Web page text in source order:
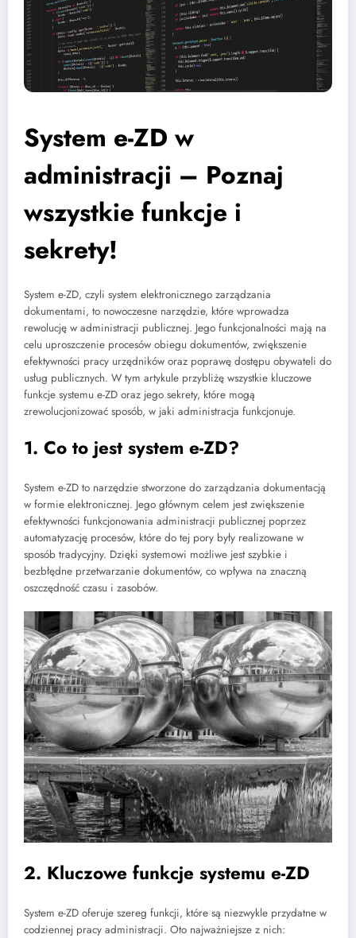
System e-ZD w
administracji – Poznaj
wszystkie funkcje i
sekrety!
System e-ZD, czyli system elektronicznego zarządzania
dokumentami, to nowoczesne narzędzie, które wprowadza
rewolucję w administracji publicznej. Jego funkcjonalności mają na
celu uproszczenie procesów obiegu dokumentów, zwiększenie
efektywności pracy urzędników oraz poprawę dostępu obywateli do
usług publicznych. W tym artykule przybliżę wszystkie kluczowe
funkcje systemu e-ZD oraz jego sekrety, które mogą
zrewolucjonizować sposób, w jaki administracja funkcjonuje.
1. Co to jest system e-ZD?
System e-ZD to narzędzie stworzone do zarządzania dokumentacją
w formie elektronicznej. Jego głównym celem jest zwiększenie
efektywności funkcjonowania administracji publicznej poprzez
automatyzację procesów, które do tej pory były realizowane w
sposób tradycyjny. Dzięki systemowi możliwe jest szybkie i
bezbłędne przetwarzanie dokumentów, co wpływa na znaczną
oszczędność czasu i zasobów.
2. Kluczowe funkcje systemu e-ZD
System e-ZD oferuje szereg funkcji, które są niezwykle przydatne w
codziennej pracy administracji. Oto najważniejsze z nich: